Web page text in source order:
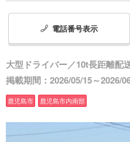
電話番号表示
大型ドライバー／10t長距離配
掲載期間：2026/05/15～2026/
鹿児島市 鹿児島市内南部